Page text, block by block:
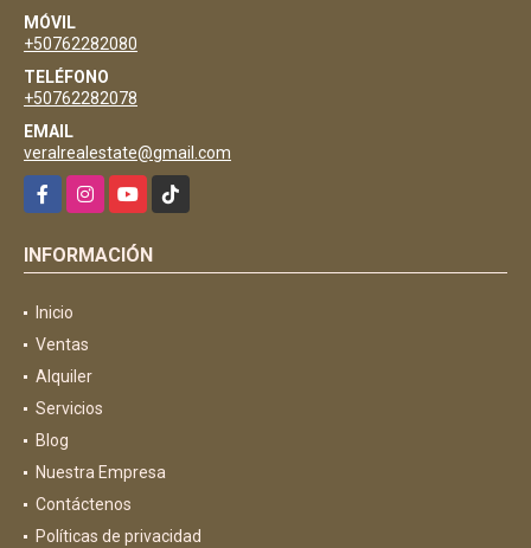
MÓVIL
+50762282080
TELÉFONO
+50762282078
EMAIL
veralrealestate@gmail.com
FacebookInstagramYouTubeTikTok
INFORMACIÓN
Inicio
Ventas
Alquiler
Servicios
Blog
Nuestra Empresa
Contáctenos
Políticas de privacidad